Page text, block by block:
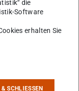
die
Software
erhalten Sie
SCHLIESSEN